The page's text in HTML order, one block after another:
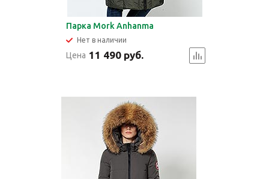
Парка Mork Anhanma
Нет в наличии
Цена 11 490 руб.